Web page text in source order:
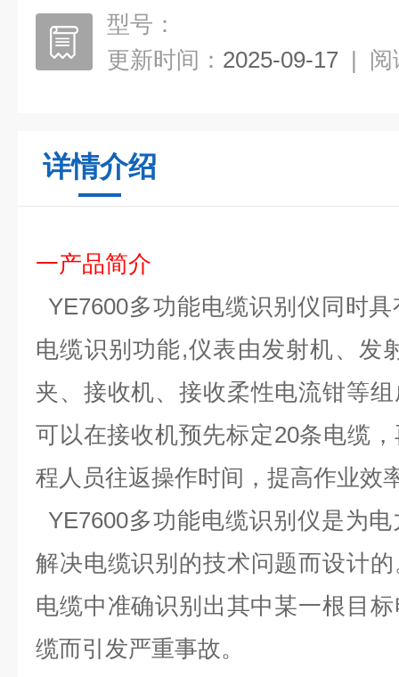
型号：
更新时间： 2025-09-17 | 阅
详情介绍
一产品简介
YE7600多功能电缆识别仪 同时
电缆识别功能,仪表由发射机、发
夹 、接收机、接收柔性电流钳等
可以在接收机预先标定20条电缆
程人员往返操作时间，提高作业效
YE7600多功能电缆识别仪是为
解决电缆识别的技术问题而设计
电缆中准确识别出其中某一根目
缆而引发严重事故。